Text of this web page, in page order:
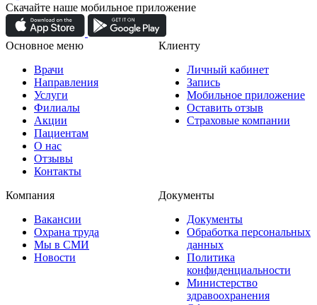
Скачайте наше мобильное приложение
Основное меню
Врачи
Направления
Услуги
Филиалы
Акции
Пациентам
О нас
Отзывы
Контакты
Клиенту
Личный кабинет
Запись
Мобильное приложение
Оставить отзыв
Страховые компании
Компания
Вакансии
Охрана труда
Мы в СМИ
Новости
Документы
Документы
Обработка персональных
данных
Политика
конфиденциальности
Министерство
здравоохранения